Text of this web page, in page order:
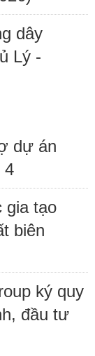
dây
Lý -
dự án
4
gia tạo
biên
ký quy
đầu tư